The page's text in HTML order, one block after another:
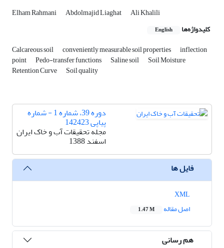
Elham Rahmani Abdolmajid Liaghat
Ali Khalili
کلیدواژه‌ها
English
Calcareous soil conveniently measurable soil properties inflection
point Pedo-transfer functions Saline soil Soil Moisture
Retention Curve Soil quality
دوره 39، شماره 1 - شماره
پیاپی 142423
مجله تحقیقات آب و خاک ایران
اسفند 1388
فایل ها
اصل مقاله
1.47 M
هم رسانی